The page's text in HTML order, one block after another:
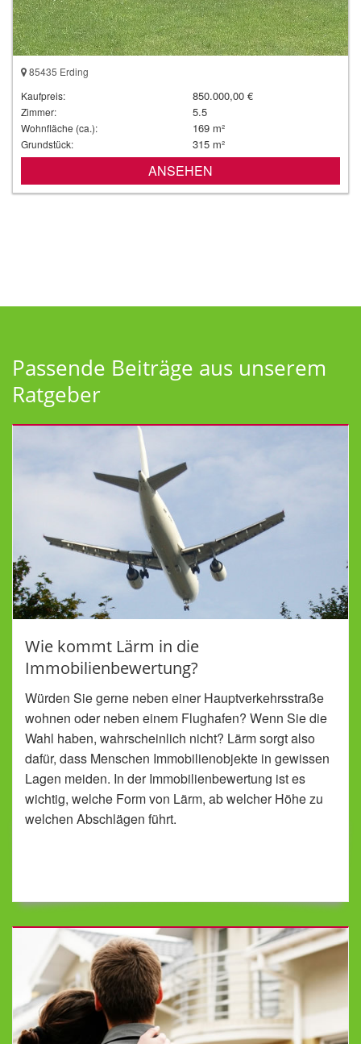
85435 Erding
Kaufpreis:
850.000,00 €
Zimmer: 5.5
Wohnfläche (ca.): 169 m²
Grundstück: 315 m²
ANSEHEN
Passende Beiträge aus unserem
Ratgeber
Wie kommt Lärm in die
Immobilienbewertung?
Würden Sie gerne neben einer Hauptverkehrsstraße
wohnen oder neben einem Flughafen? Wenn Sie die
Wahl haben, wahrscheinlich nicht? Lärm sorgt also
dafür, dass Menschen Immobilienobjekte in gewissen
Lagen meiden. In der Immobilienbewertung ist es
wichtig, welche Form von Lärm, ab welcher Höhe zu
welchen Abschlägen führt.